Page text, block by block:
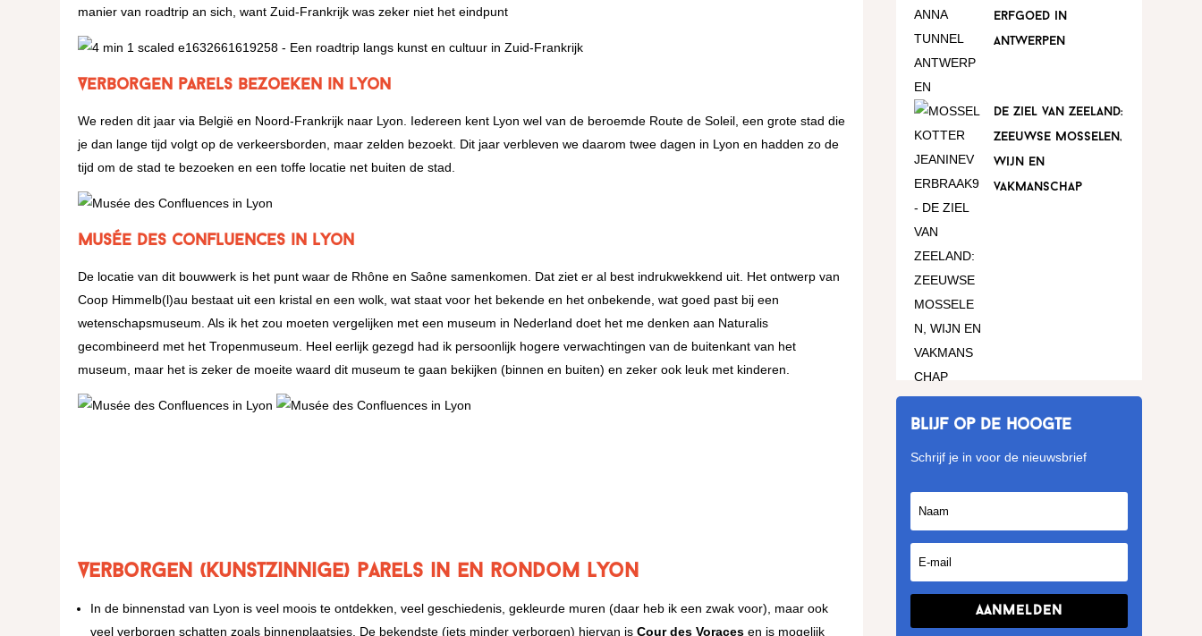
manier van roadtrip an sich, want Zuid-Frankrijk was zeker niet het eindpunt
Verborgen parels bezoeken in Lyon
We reden dit jaar via België en Noord-Frankrijk naar Lyon. Iedereen kent Lyon wel van de beroemde Route de Soleil, een grote stad die
je dan lange tijd volgt op de verkeersborden, maar zelden bezoekt. Dit jaar verbleven we daarom twee dagen in Lyon en hadden zo de
tijd om de stad te bezoeken en een toffe locatie net buiten de stad.
Musée des Confluences in Lyon
De locatie van dit bouwwerk is het punt waar de Rhône en Saône samenkomen. Dat ziet er al best indrukwekkend uit. Het ontwerp van
Coop Himmelb(l)au bestaat uit een kristal en een wolk, wat staat voor het bekende en het onbekende, wat goed past bij een
wetenschapsmuseum. Als ik het zou moeten vergelijken met een museum in Nederland doet het me denken aan Naturalis
gecombineerd met het Tropenmuseum. Heel eerlijk gezegd had ik persoonlijk hogere verwachtingen van de buitenkant van het
museum, maar het is zeker de moeite waard dit museum te gaan bekijken (binnen en buiten) en zeker ook leuk met kinderen.
Verborgen (kunstzinnige) parels in en rondom Lyon
In de binnenstad van Lyon is veel moois te ontdekken, veel geschiedenis, gekleurde muren (daar heb ik een zwak voor), maar ook
veel verborgen schatten zoals binnenplaatsjes. De bekendste (iets minder verborgen) hiervan isCour des Voraces en is mogelijk
erfgoed in
antwerpen
de ziel van zeeland:
zeeuwse mosselen,
wijn en
vakmanschap
Blijf op de hoogte
Schrijf je in voor de nieuwsbrief
Aanmelden